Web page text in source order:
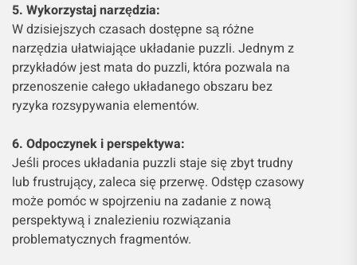
5. Wykorzystaj narzędzia:
W dzisiejszych czasach dostępne są różne
narzędzia ułatwiające układanie puzzli. Jednym z
przykładów jest mata do puzzli, która pozwala na
przenoszenie całego układanego obszaru bez
ryzyka rozsypywania elementów.
6. Odpoczynek i perspektywa:
Jeśli proces układania puzzli staje się zbyt trudny
lub frustrujący, zaleca się przerwę. Odstęp czasowy
może pomóc w spojrzeniu na zadanie z nową
perspektywą i znalezieniu rozwiązania
problematycznych fragmentów.